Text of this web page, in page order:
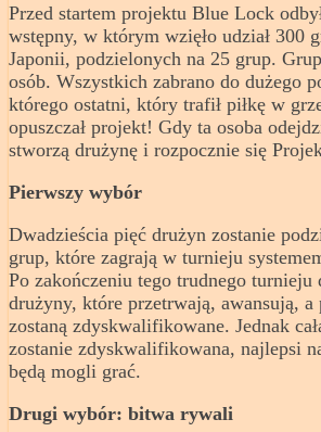
Przed startem projektu Blue Lock
wstępny, w którym wzięło udział 300
Japonii, podzielonych na 25 grup.
osób. Wszystkich zabrano do dużego
którego ostatni, który trafił piłkę w
opuszczał projekt! Gdy ta osoba
stworzą drużynę i rozpocznie się
Pierwszy wybór
Dwadzieścia pięć drużyn zostanie
grup, które zagrają w turnieju
Po zakończeniu tego trudnego turnieju
drużyny, które przetrwają, awansują, a
zostaną zdyskwalifikowane. Jednak
zostanie zdyskwalifikowana, najlepsi
będą mogli grać.
Drugi wybór: bitwa rywali